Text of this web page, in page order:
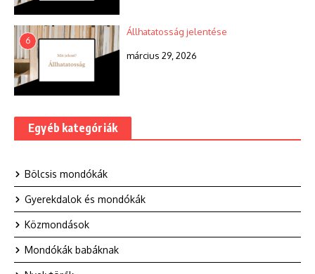
6
Állhatatosság jelentése
március 29, 2026
Egyéb kategóriák
Bölcsis mondókák
Gyerekdalok és mondókák
Közmondások
Mondókák babáknak